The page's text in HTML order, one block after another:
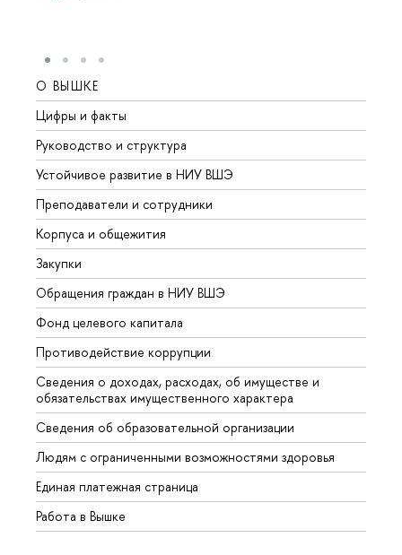
О ВЫШКЕ
Цифры и факты
Руководство и структура
Устойчивое развитие в НИУ ВШЭ
Преподаватели и сотрудники
Корпуса и общежития
Закупки
Обращения граждан в НИУ ВШЭ
Фонд целевого капитала
Противодействие коррупции
Сведения о доходах, расходах, об имуществе и
обязательствах имущественного характера
Сведения об образовательной организации
Людям с ограниченными возможностями здоровья
Единая платежная страница
Работа в Вышке